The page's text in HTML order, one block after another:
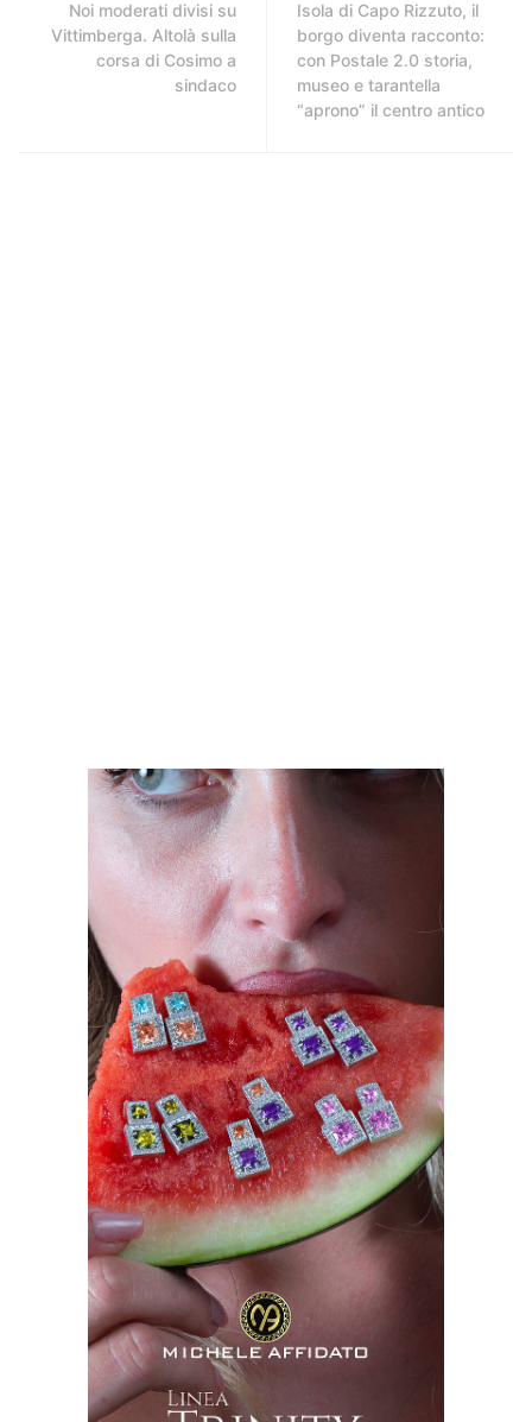
Noi moderati divisi su
Vittimberga. Altolà sulla
corsa di Cosimo a
sindaco
Isola di Capo Rizzuto, il
borgo diventa racconto:
con Postale 2.0 storia,
museo e tarantella
“aprono” il centro antico